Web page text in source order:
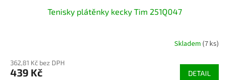
Tenisky plátěnky kecky Tim 251Q047
Skladem (7 ks)
362,81 Kč bez DPH
439 Kč DETAIL